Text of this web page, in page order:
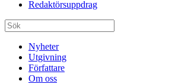
Redaktörsuppdrag
Nyheter
Utgivning
Författare
Om oss